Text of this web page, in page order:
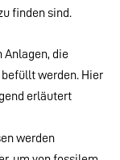
finden sind.
Anlagen, die
werden. Hier
erläutert
werden